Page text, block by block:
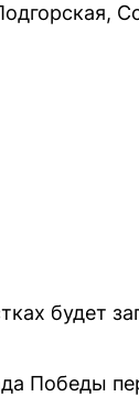
будет
Победы